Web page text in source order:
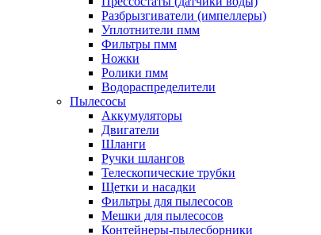
Разбрызгиватели (импеллеры)
Уплотнители пмм
Фильтры пмм
Ножки
Ролики пмм
Водораспределители
Пылесосы
Аккумуляторы
Двигатели
Шланги
Ручки шлангов
Телескопические трубки
Щетки и насадки
Фильтры для пылесосов
Мешки для пылесосов
Контейнеры-пылесборники